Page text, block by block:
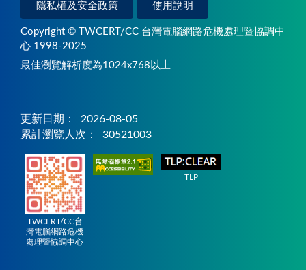
隱私權及安全政策 使用說明
Copyright © TWCERT/CC 台灣電腦網路危機處理暨協調中
心 1998-2025
最佳瀏覽解析度為1024x768以上
更新日期：
2026-08-05
累計瀏覽人次：
30521003
TWCERT/CC台
灣電腦網路危機
處理暨協調中心
TLP